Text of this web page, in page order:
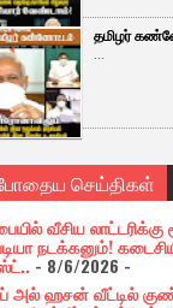
தமிழர்
...
செய்திகள்
வீசிய லாட்டரிக்கு
நடக்கனும்!
- 8/6/2026 -
அல் ஹசன் வீட்டில்